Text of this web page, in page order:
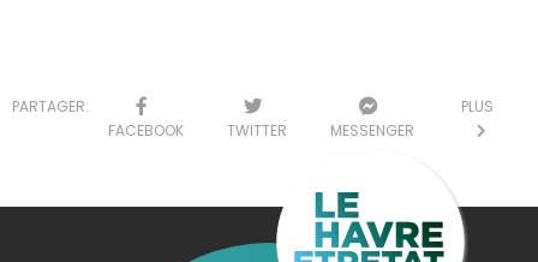
PARTAGER:
FACEBOOK
TWITTER MESSENGER
PLUS